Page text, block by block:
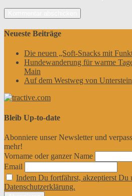
Neueste Beiträge
Die neuen „Soft-Snacks mit
Hundewanderung für warme
Main
Auf dem Westweg von
Bleib Up-to-date
Abonniere unser Newsletter und
mehr!
Vorname oder ganzer Name
Email
Indem Du fortfährst, akzeptierst Du
Datenschutzerklärung.